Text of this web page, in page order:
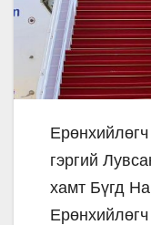
гэргий
хамт Бүгд